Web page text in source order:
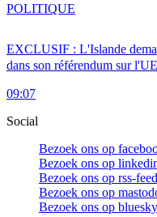
EXCLUSIF : L'Islande
dans son référendum sur l'UE
09:07
POLITIQUE
Social
Bezoek ons op
Bezoek ons op
Bezoek ons op rss-feed
Bezoek ons op
Bezoek ons op bluesky